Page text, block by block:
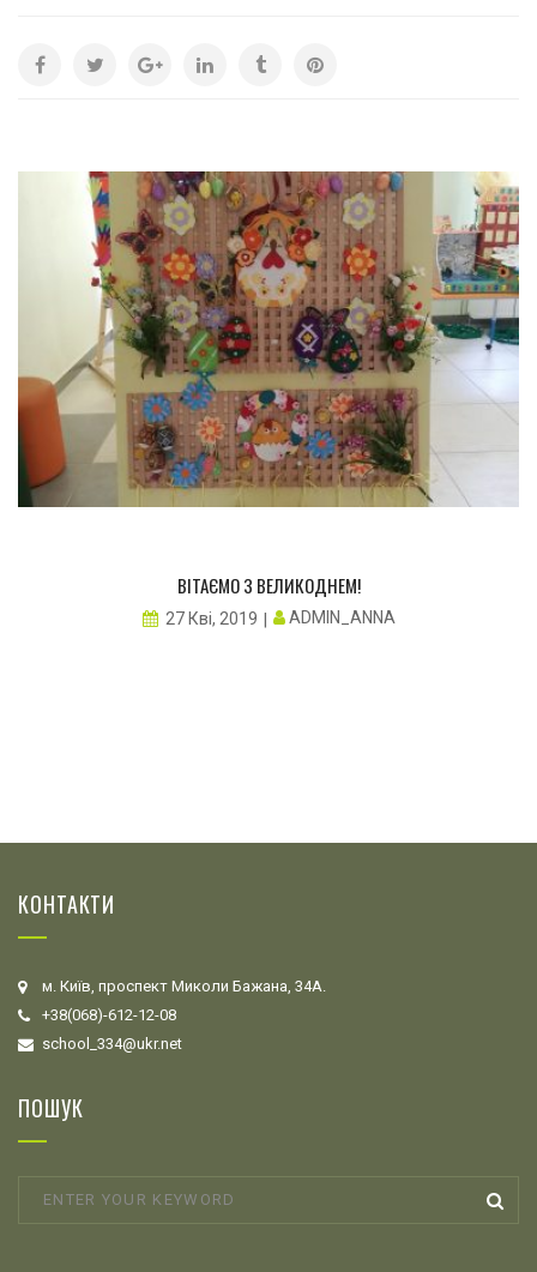
ВІТАЄМО З ВЕЛИКОДНЕМ!
27 Кві, 2019 ADMIN_ANNA
КОНТАКТИ
м. Київ, проспект Миколи Бажана, 34А.
+38(068)-612-12-08
school_334@ukr.net
ПОШУК